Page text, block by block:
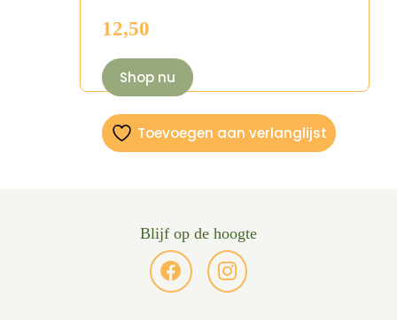
12,50
Shop nu
Toevoegen aan verlanglijst
Blijf op de hoogte